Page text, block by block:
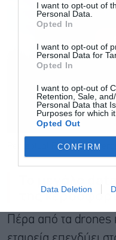
I want to opt-out of
Personal Data.
Opted In
I want to opt-out of
Personal Data for
Opted In
I want to opt-out of
Retention, Sale,
Personal Data that
Purposes for which
Opted Out
CONFIRM
Data Deletion
Perceptual Robotics ©
Το μεγάλο
της
Πέρα από τα drones